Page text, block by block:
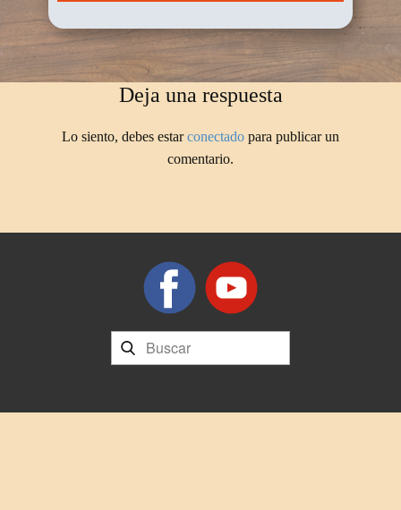
Deja una respuesta
Lo siento, debes estarconectado para publicar un
comentario.